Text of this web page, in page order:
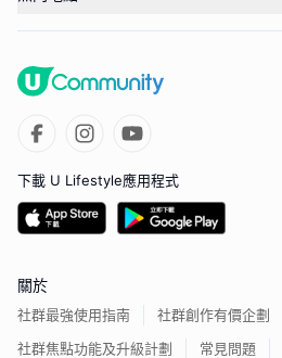
下載 U Lifestyle應用程式
關於
社群最強使用指南
社群創作有價企劃
社群焦點功能及升級計劃
常見問題